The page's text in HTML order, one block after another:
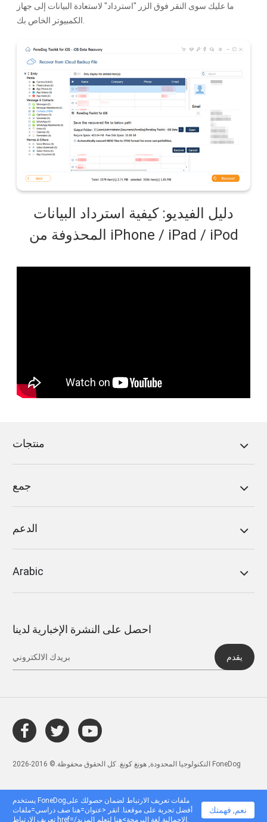
ما عليك سوى النقر فوق الزر "استرداد" لاستعادة البيانات إلى جهاز
دليل الفيديو: كيفية استرداد البيانات
المحذوفة من iPhone / iPad / iPod
منتجات
جمع
الدعم
Arabic
احصل على النشرة الإخبارية لدينا
يقدم
التكنولوجيا المحدودة, هونغ كونغ. كل الحقوق محفوظة.© 2016-2026 FoneDog
يستخدم FoneDogملفات تعريف الارتباط لضمان حصولك على
أفضل تجربة على موقعنا. انقر <عنوان=هنا صف دراسي=ملفات
تعريف الارتباط href=/الإجمالية.لغة البرمجة>هنا لتعلم المزيد.
نعم, فهمتك